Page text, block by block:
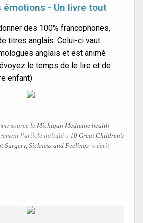
émotions - Un livre tout
des 100% francophones,
titres anglais. Celui-ci vaut
anglais et est animé
le temps de le lire et de
enfant)
source le Michigan Medicine health
l’article intitulé « 10 Great Children’s
Surgery, Sickness and Feelings » écrit